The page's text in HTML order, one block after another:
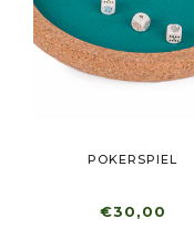
POKERSPIEL
€30,00